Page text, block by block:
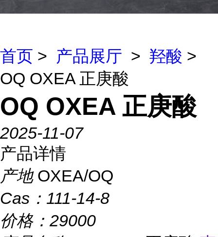
首页 > 产品展厅 > 羟酸 >
OQ OXEA 正庚酸
OQ OXEA 正庚酸
2025-11-07
产品详情
产地 OXEA/OQ
Cas： 111-14-8
价格： 29000